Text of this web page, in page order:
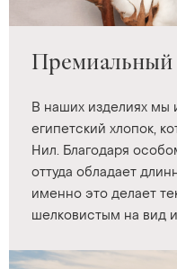
Премиальный
В наших изделиях мы
египетский хлопок,
Нил. Благодаря
оттуда обладает
именно это делает
шелковистым на вид